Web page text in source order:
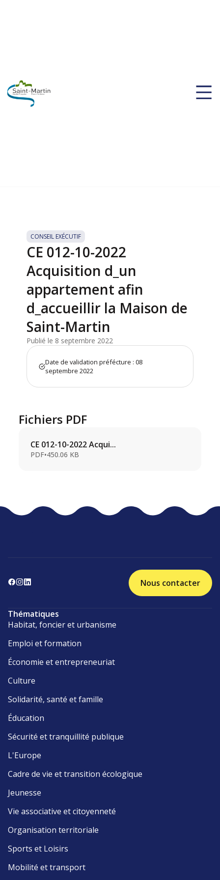
CONSEIL EXÉCUTIF
CE 012-10-2022
Acquisition d_un
appartement afin
d_accueillir la Maison de
Saint-Martin
Publié le 8 septembre 2022
Date de validation préfécture : 08
septembre 2022
Fichiers PDF
CE 012-10-2022 Acqui...
PDF•450.06 KB
Nous contacter
Thématiques
Habitat, foncier et urbanisme
Emploi et formation
Économie et entrepreneuriat
Culture
Solidarité, santé et famille
Éducation
Sécurité et tranquillité publique
L'Europe
Cadre de vie et transition écologique
Jeunesse
Vie associative et citoyenneté
Organisation territoriale
Sports et Loisirs
Mobilité et transport